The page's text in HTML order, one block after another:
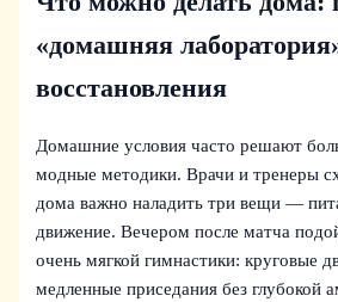
«домашняя
восстановления
Домашние условия часто решают
модные методики. Врачи и тренеры
дома важно наладить три вещи —
движение. Вечером после матча
очень мягкой гимнастики: круговые
медленные приседания без глубокой